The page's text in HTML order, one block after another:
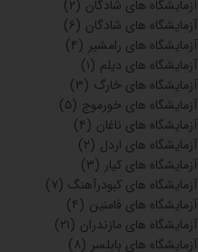
آزمایشگاه های شادگان (۲)
آزمایشگاه های شادگان (۶)
آزمایشگاه های رامشیر (۴)
آزمایشگاه های دیلم (۱)
آزمایشگاه های خارگ (۳)
آزمایشگاه های خورموج (۵)
آزمایشگاه های ناغان (۴)
آزمایشگاه های اردل (۲)
آزمایشگاه های کیار (۳)
آزمایشگاه های کبودرآهنگ (۷)
آزمایشگاه های فامنین (۴)
آزمایشگاه های مازندران (۲۱)
آزمایشگاه های بابلسر (۸)